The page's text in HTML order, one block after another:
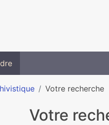
Votre recherche
Votre